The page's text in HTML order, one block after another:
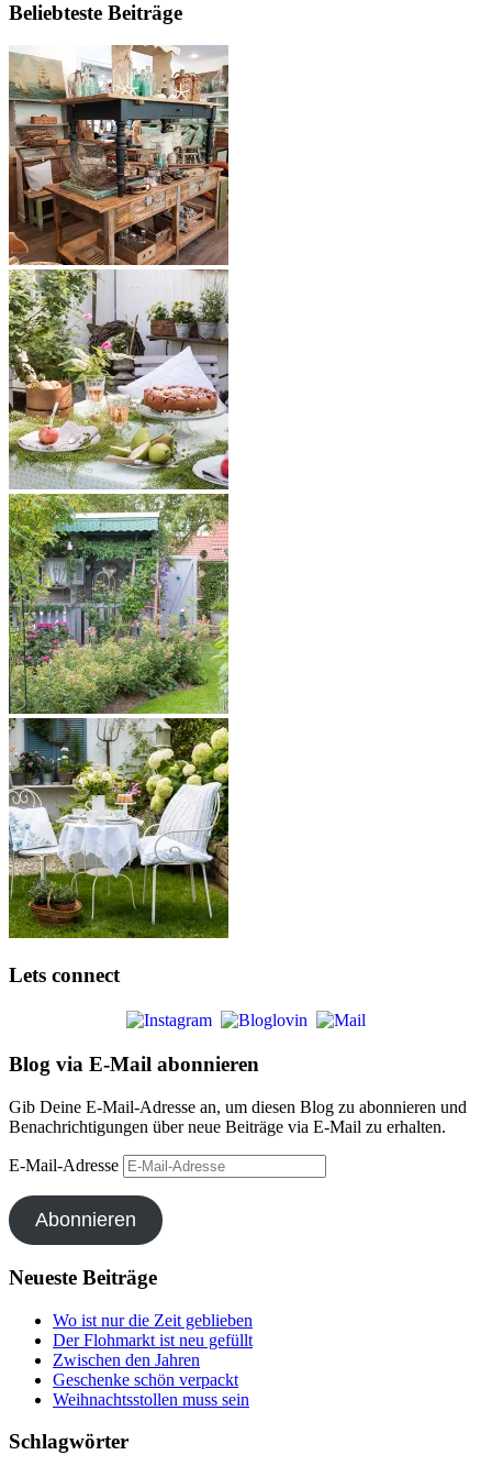
Beliebteste Beiträge
Lets connect
Blog via E-Mail abonnieren
Gib Deine E-Mail-Adresse an, um diesen Blog zu abonnieren und
Benachrichtigungen über neue Beiträge via E-Mail zu erhalten.
E-Mail-Adresse
Abonnieren
Neueste Beiträge
Wo ist nur die Zeit geblieben
Der Flohmarkt ist neu gefüllt
Zwischen den Jahren
Geschenke schön verpackt
Weihnachtsstollen muss sein
Schlagwörter